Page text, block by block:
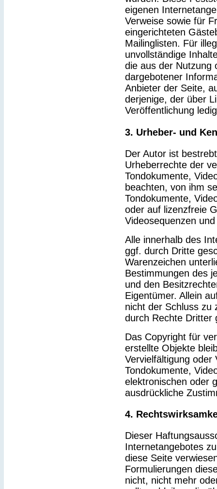
eigenen
Verweise sowie für
eingerichteten
Mailinglisten. Für
unvollständige
die aus der Nutzung
dargebotener
Anbieter der Seite,
derjenige, der über
Veröffentlichung
3. Urheber- und
Der Autor ist
Urheberrechte der
Tondokumente,
beachten, von ihm
Tondokumente,
oder auf lizenzfreie
Videosequenzen
Alle innerhalb des
ggf. durch Dritte
Warenzeichen
Bestimmungen des
und den
Eigentümer. Allein
nicht der Schluss zu
durch Rechte Dritter
Das Copyright für
erstellte Objekte
Vervielfältigung oder
Tondokumente,
elektronischen oder
ausdrückliche
4.
Dieser
Internetangebotes
diese Seite
Formulierungen
nicht, nicht mehr